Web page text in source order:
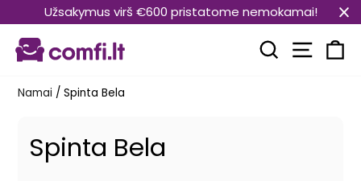
prie
turinio
Užsakymus virš €600 pristatome nemokamai!
Paieška
Namai / Spinta Bela
Spinta Bela